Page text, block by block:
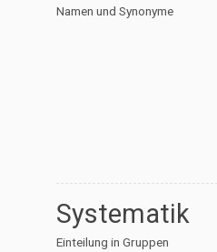
Namen und Synonyme
Systematik
Einteilung in Gruppen